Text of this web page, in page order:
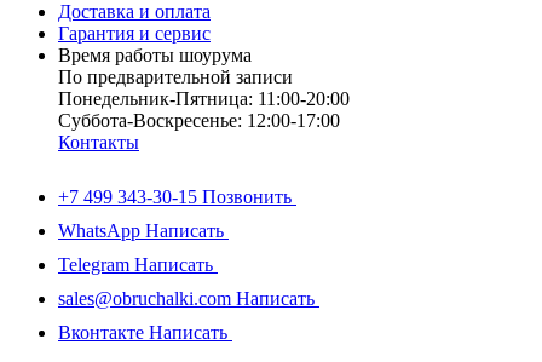
Доставка и оплата
Гарантия и сервис
Время работы шоурума
По предварительной записи
Понедельник-Пятница: 11:00-20:00
Суббота-Bоcкресенье: 12:00-17:00
Контакты
+7 499 343-30-15 Позвонить
WhatsApp Написать
Telegram Написать
sales@obruchalki.com Написать
Вконтакте Написать